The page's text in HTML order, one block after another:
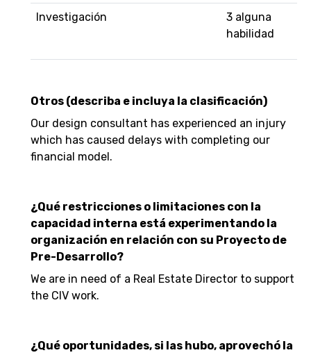
Investigación
3 alguna
habilidad
Otros (describa e incluya la clasificación)
Our design consultant has experienced an injury
which has caused delays with completing our
financial model.
¿Qué restricciones o limitaciones con la
capacidad interna está experimentando la
organización en relación con su Proyecto de
Pre-Desarrollo?
We are in need of a Real Estate Director to support
the CIV work.
¿Qué oportunidades, si las hubo, aprovechó la